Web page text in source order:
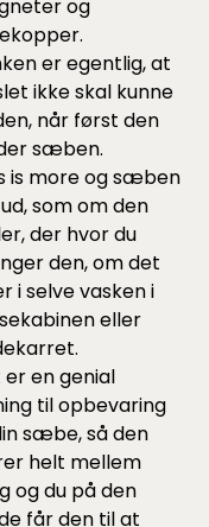
og
er egentlig, at
ikke skal kunne
når først den
sæben.
is more og sæben
som om den
der hvor du
den, om det
i selve vasken i
eller
er en genial
til opbevaring
sæbe, så den
helt mellem
og du på den
får den til at